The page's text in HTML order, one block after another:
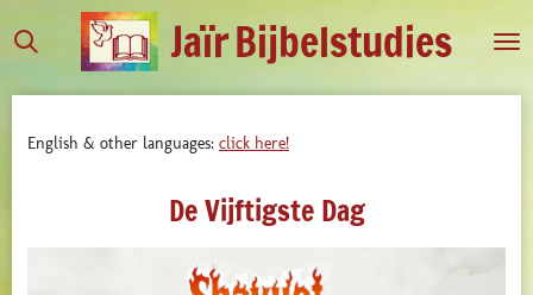
direct
hoofdinhoud
JaïrBijbelstudies
English & other languages: click here!
De Vijftigste Dag